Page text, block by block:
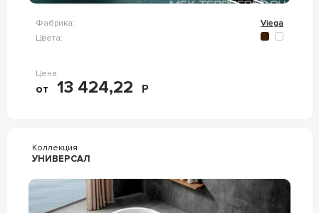
Фабрика:
Viega
Цвета:
Цена
от 13 424,22 Р
Коллекция
УНИВЕРСАЛ